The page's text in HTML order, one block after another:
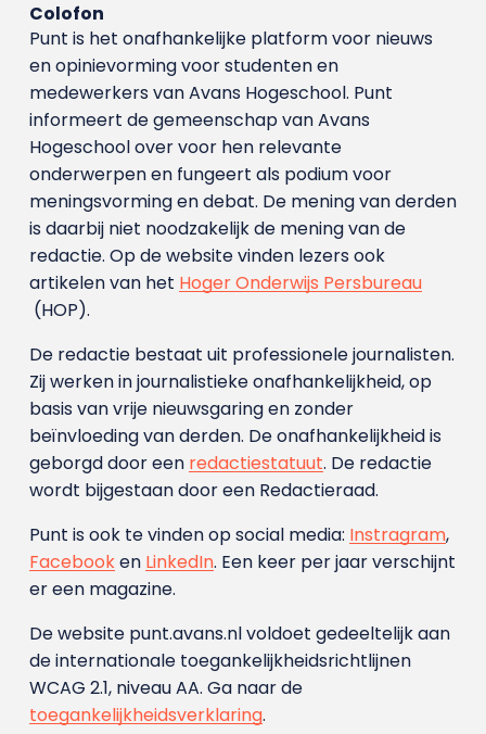
Colofon
Punt is het onafhankelijke platform voor nieuws
en opinievorming voor studenten en
medewerkers van Avans Hoge­school. Punt
informeert de gemeenschap van Avans
Hogeschool over voor hen relevante
onderwerpen en fungeert als podium voor
meningsvorming en debat. De mening van derden
is daarbij niet noodzakelijk de mening van de
redactie. Op de website vinden lezers ook
artikelen van het Hoger Onderwijs Persbureau
(HOP).
De redactie bestaat uit professionele journalisten.
Zij werken in journalistieke onafhankelijkheid, op
basis van vrije nieuwsgaring en zonder
beïnvloeding van derden. De onafhankelijkheid is
geborgd door een redactiestatuut. De redactie
wordt bijgestaan door een Redactieraad.
Punt is ook te vinden op social media: Instragram,
Facebooken LinkedIn. Een keer per jaar verschijnt
er een magazine.
De website punt.avans.nl voldoet gedeeltelijk aan
de internationale toegankelijkheidsrichtlijnen
WCAG 2.1, niveau AA. Ga naar de
toegankelijkheidsverklaring.